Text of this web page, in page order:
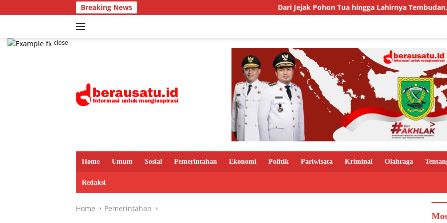
to
Breaking News Dari Jejak Pohon Tua hingga Lahirnya Tembudan, Kisah
close
Home Umum Sosial Pemerintahan Ekonomi Politik Pariwisata Kriminal Olahraga
Redaksi
Home Pemerintahan